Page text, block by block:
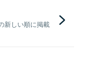
新しい順に掲載